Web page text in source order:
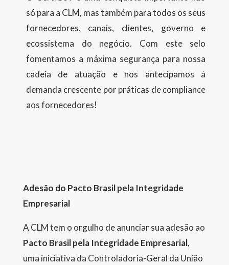
só para a CLM, mas também para todos os seus
fornecedores, canais, clientes, governo e
ecossistema do negócio. Com este selo
fomentamos a máxima segurança para nossa
cadeia de atuação e nos antecipamos à
demanda crescente por práticas de compliance
aos fornecedores!
Adesão do Pacto Brasil pela Integridade
Empresarial
A CLM tem o orgulho de anunciar sua adesão ao
Pacto Brasil pela Integridade Empresarial,
uma iniciativa da Controladoria-Geral da União